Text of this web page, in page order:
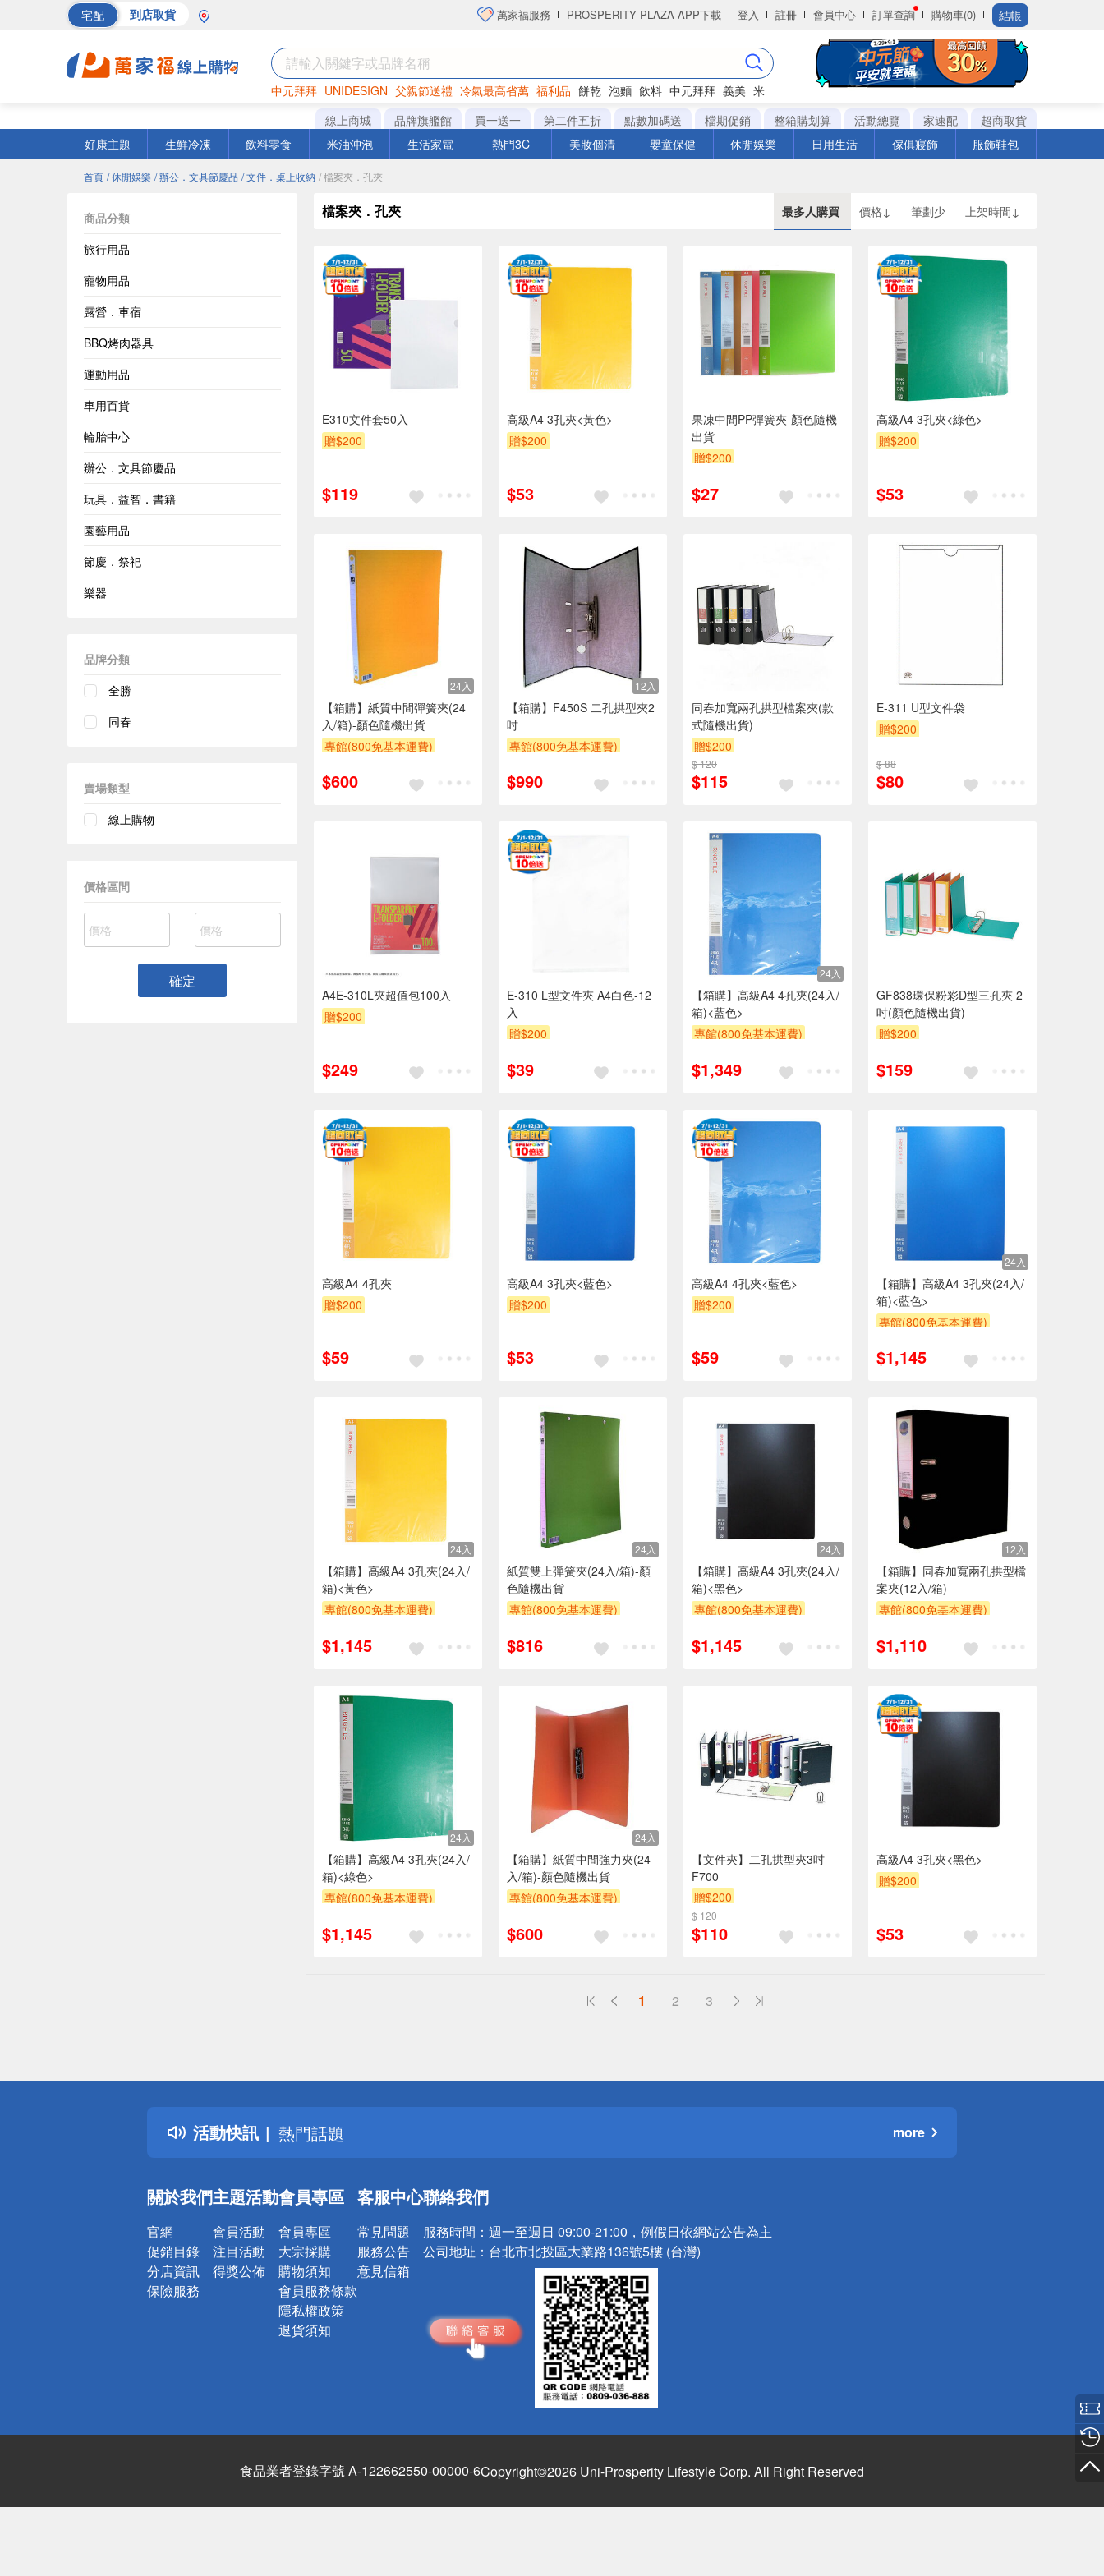
宅配 到店取貨 萬家福服務 PROSPERITY PLAZA APP下載 登入 註冊 會員中心 訂單查詢 購物車(0) 結帳
中元拜拜 UNIDESIGN 父親節送禮 冷氣最高省萬 福利品 餅乾 泡麵 飲料 中元拜拜 義美 米
罐頭 海苔 洋芋片
線上商城 品牌旗艦館 買一送一 第二件五折 點數加碼送 檔期促銷 整箱購划算 活動總覽 家速配
超商取貨
好康主題
生鮮冷凍 飲料零食 米油沖泡 生活家電 熱門3C 美妝個清 嬰童保健 休閒娛樂 日用生活 傢俱寢飾 服飾鞋包
首頁 / 休閒娛樂 / 辦公．文具節慶品 / 文件．桌上收納 / 檔案夾．孔夾
商品分類
旅行用品
寵物用品
露營．車宿
BBQ烤肉器具
運動用品
車用百貨
輪胎中心
辦公．文具節慶品
玩具．益智．書籍
園藝用品
節慶．祭祀
樂器
品牌分類
全勝
同春
賣場類型
線上購物
價格區間
-
確定
檔案夾．孔夾 最多人購買 價格↓ 筆劃少 上架時間↓
E310文件套50入
贈$200
$119
高級A4 3孔夾<黃色>
贈$200
$53
果凍中間PP彈簧夾-顏色隨機
出貨
贈$200
$27
高級A4 3孔夾<綠色>
贈$200
$53
24入
【箱購】紙質中間彈簧夾(24
入/箱)-顏色隨機出貨
專館(800免基本運費)
$600
12入
【箱購】F450S 二孔拱型夾2
吋
專館(800免基本運費)
$990
同春加寬兩孔拱型檔案夾(款
式隨機出貨)
贈$200
$ 120
$115
E-311 U型文件袋
贈$200
$ 88
$80
A4E-310L夾超值包100入
贈$200
$249
E-310 L型文件夾 A4白色-12
入
贈$200
$39
24入
【箱購】高級A4 4孔夾(24入/
箱)<藍色>
專館(800免基本運費)
$1,349
GF838環保粉彩D型三孔夾 2
吋(顏色隨機出貨)
贈$200
$159
高級A4 4孔夾
贈$200
$59
高級A4 3孔夾<藍色>
贈$200
$53
高級A4 4孔夾<藍色>
贈$200
$59
24入
【箱購】高級A4 3孔夾(24入/
箱)<藍色>
專館(800免基本運費)
$1,145
24入
【箱購】高級A4 3孔夾(24入/
箱)<黃色>
專館(800免基本運費)
$1,145
24入
紙質雙上彈簧夾(24入/箱)-顏
色隨機出貨
專館(800免基本運費)
$816
24入
【箱購】高級A4 3孔夾(24入/
箱)<黑色>
專館(800免基本運費)
$1,145
12入
【箱購】同春加寬兩孔拱型檔
案夾(12入/箱)
專館(800免基本運費)
$1,110
24入
【箱購】高級A4 3孔夾(24入/
箱)<綠色>
專館(800免基本運費)
$1,145
24入
【箱購】紙質中間強力夾(24
入/箱)-顏色隨機出貨
專館(800免基本運費)
$600
【文件夾】二孔拱型夾3吋
F700
贈$200
$ 120
$110
高級A4 3孔夾<黑色>
贈$200
$53
1 2 3
活動快訊
詐騙網頁！請小心！
得獎公告
熱門話題
銀行優惠
詐騙網頁！請小心！
more
關於我們
官網
促銷目錄
分店資訊
保險服務
主題活動
會員活動
注目活動
得獎公佈
會員專區
會員專區
大宗採購
購物須知
會員服務條款
隱私權政策
退貨須知
客服中心
常見問題
服務公告
意見信箱
聯絡我們
服務時間： 週一至週日 09:00-21:00，例假日依網站公告為主
公司地址： 台北市北投區大業路136號5樓 (台灣)
食品業者登錄字號 A-122662550-00000-6Copyright©2026 Uni-Prosperity Lifestyle Corp. All Right Reserved